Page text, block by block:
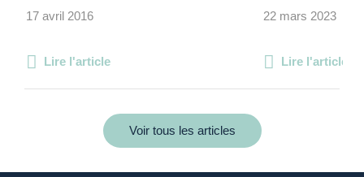
17 avril 2016
Lire l'article
22 mars 2023
Lire l'article
Voir tous les articles